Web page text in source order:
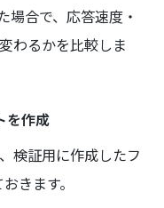
場合で、応答速度・
わるかを比較しま
を作成
検証用に作成したフ
きます。